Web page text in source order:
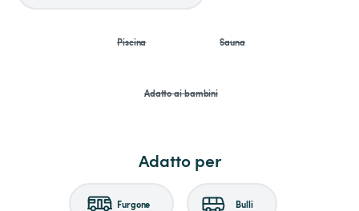
Piscina Sauna
Adatto ai bambini
Adatto per
Furgone Bulli